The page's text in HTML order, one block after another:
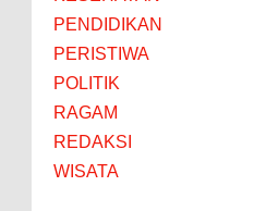
PENDIDIKAN
PERISTIWA
POLITIK
RAGAM
REDAKSI
WISATA